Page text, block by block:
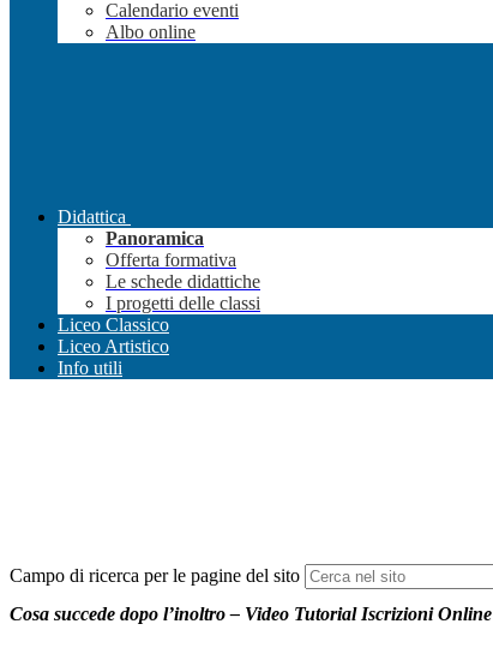
Calendario eventi
Albo online
Didattica
Panoramica
Offerta formativa
Le schede didattiche
I progetti delle classi
Liceo Classico
Liceo Artistico
Info utili
Campo di ricerca per le pagine del sito
Cosa succede dopo l’inoltro – Video Tutorial Iscrizioni Online